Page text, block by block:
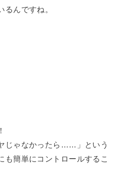
るんですね。
じゃなかったら……」という
も簡単にコントロールするこ